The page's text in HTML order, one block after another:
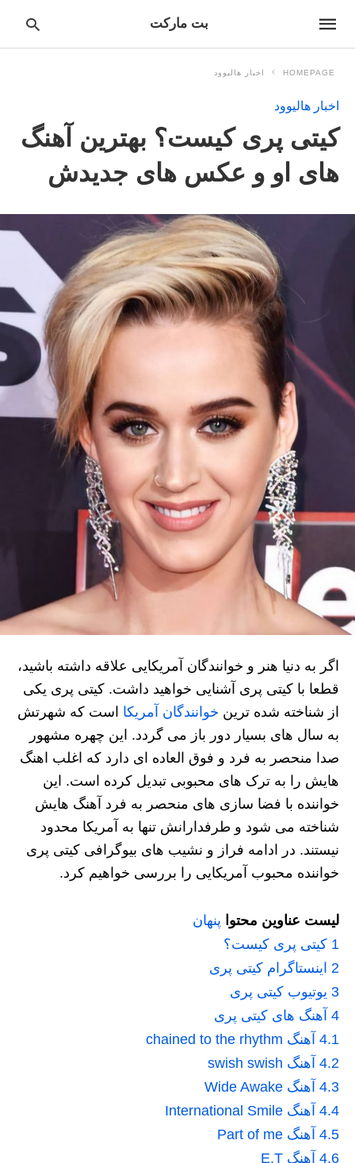
بت مارکت
HOMEPAGE اخبار هالیوود
اخبار هالیوود
کیتی پری کیست؟ بهترین آهنگ
های او و عکس های جدیدش
اگر به دنیا هنر و خوانندگان آمریکایی علاقه داشته باشید،
قطعا با کیتی پری آشنایی خواهید داشت. کیتی پری یکی
از شناخته شده ترین خوانندگان آمریکا است که شهرتش
به سال های بسیار دور باز می گردد. این چهره مشهور
صدا منحصر به فرد و فوق العاده ای دارد که اغلب اهنگ
هایش را به ترک های محبوبی تبدیل کرده است. این
خواننده با فضا سازی های منحصر به فرد آهنگ هایش
شناخته می شود و طرفدارانش تنها به آمریکا محدود
نیستند. در ادامه فراز و نشیب های بیوگرافی کیتی پری
خواننده محبوب آمریکایی را بررسی خواهیم کرد.
لیست عناوین محتوا پنهان
1 کیتی پری کیست؟
2 اینستاگرام کیتی پری
3 یوتیوب کیتی پری
4 آهنگ های کیتی پری
4.1 آهنگ chained to the rhythm
4.2 آهنگ swish swish
4.3 آهنگ Wide Awake
4.4 آهنگ International Smile
4.5 آهنگ Part of me
4.6 آهنگ E.T